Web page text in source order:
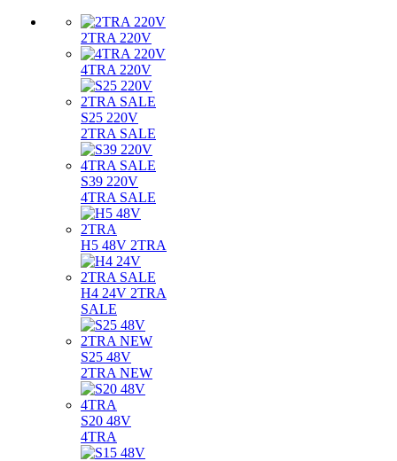
2TRA 220V
4TRA 220V
S25 220V
2TRA SALE
S39 220V
4TRA SALE
H5 48V 2TRA
H4 24V 2TRA
SALE
S25 48V
2TRA NEW
S20 48V
4TRA